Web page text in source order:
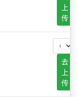
上
传
去
上
传